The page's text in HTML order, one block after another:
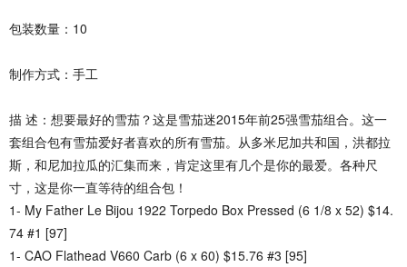
包装数量：10
制作方式：手工
描 述：想要最好的雪茄？这是雪茄迷2015年前25强雪茄组合。这一
套组合包有雪茄爱好者喜欢的所有雪茄。从多米尼加共和国，洪都拉
斯，和尼加拉瓜的汇集而来，肯定这里有几个是你的最爱。各种尺
寸，这是你一直等待的组合包！
1- My Father Le Bijou 1922 Torpedo Box Pressed (6 1/8 x 52) $14.
74 #1 [97]
1- CAO Flathead V660 Carb (6 x 60) $15.76 #3 [95]